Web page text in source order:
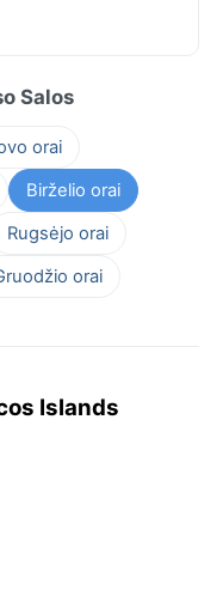
Salos
orai
Birželio orai
Rugsėjo orai
orai
Islands